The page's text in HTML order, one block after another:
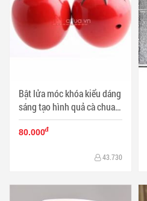
Bật lửa móc khóa kiểu dáng
sáng tạo hình quả cà chua -
Mã SP: BL09272
80.000đ
43.730